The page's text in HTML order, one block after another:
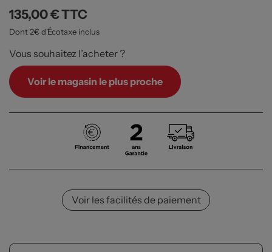
135,00 €TTC
Dont 2€ d’Écotaxe inclus
Vous souhaitez l’acheter ?
Voir le magasin le plus proche
Voir les facilités de paiement